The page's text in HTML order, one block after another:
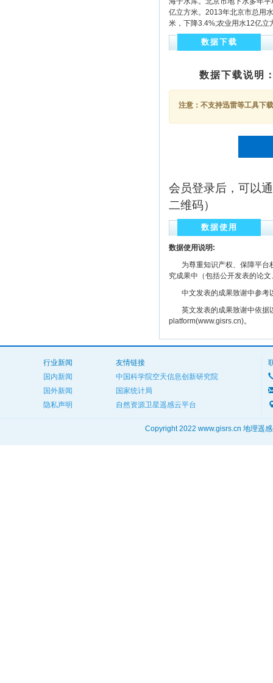
亿立方米。2013年北京市总用
米，下降3.4%;农业用水12亿立
数据下载
数据下载说明
注意：不支持迅雷等工具下
会员登录后，可以
二维码）
数据使用
数据使用说明:
为尊重知识产权、保障平台
究成果中（包括公开发表的论
中文发表的成果致谢中参考
英文发表的成果致谢中依据
platform(www.gisrs.cn)。
行业新闻
国内新闻
国外新闻
隐私声明
友情链接
中国科学院空天信息创新研究院
国家统计局
自然资源卫星遥感云平台
Copyright 2022 www.gisrs.cn 地理遥